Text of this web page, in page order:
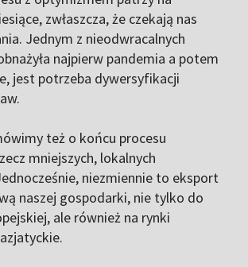
zwłaszcza, że czekają nas
Jednym z nieodwracalnych
najpierw pandemia a potem
jest potrzeba dywersyfikacji
też o końcu procesu
mniejszych, lokalnych
niezmiennie to eksport
naszej gospodarki, nie tylko do
ale również na rynki